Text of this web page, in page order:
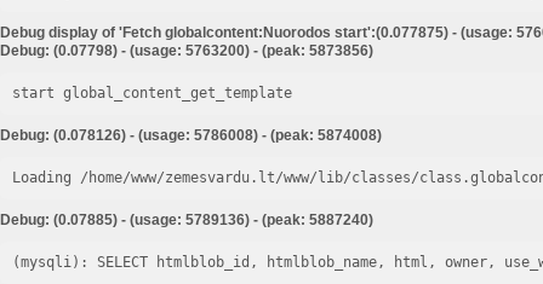
Debug display of 'Fetch globalcontent:Nuorodos start':(0.077875) - (usage:
Debug: (0.07798) - (usage: 5763200) - (peak: 5873856)
start global_content_get_template
Debug: (0.078126) - (usage: 5786008) - (peak: 5874008)
Loading /home/www/zemesvardu.lt/www/lib/classes/
Debug: (0.07885) - (usage: 5789136) - (peak: 5887240)